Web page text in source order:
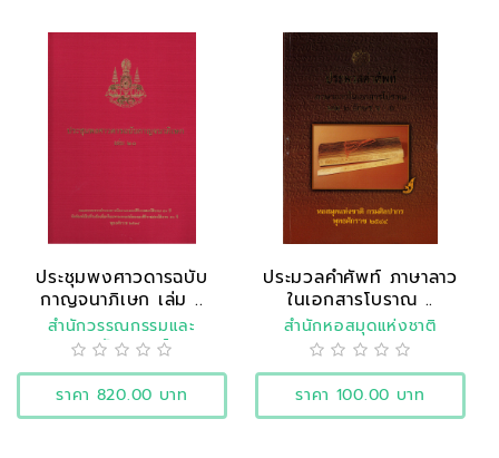
ประชุมพงศาวดารฉบับ
กาญจนาภิเษก เล่ม ..
สำนักวรรณกรรมและ
ประวัติศาสตร์
ราคา 820.00 บาท
ประมวลคำศัพท์ ภาษาลาว
ในเอกสารโบราณ ..
สำนักหอสมุดแห่งชาติ
ราคา 100.00 บาท